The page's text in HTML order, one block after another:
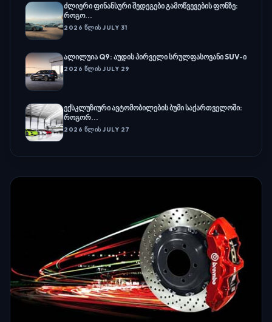
ძლიერი ფინანსური შედეგები გამოწვევების ფონზე:
როგო...
2026 ᲬᲚᲘᲡ JULY 31
ალილუია Q9: აუდის პირველი სრულფასოვანი SUV-ი
2026 ᲬᲚᲘᲡ JULY 29
ექსკლუზიური ავტომობილების ბუმი საქართველოში:
როგორ...
2026 ᲬᲚᲘᲡ JULY 27